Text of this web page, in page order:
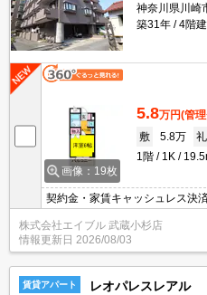
神奈川県川崎
築31年
4階建
画像：19枚
5.8万円(管
敷
5.8万 礼
1階
1K
契約金・家賃キャッシュレス決
株式会社エイブル 武蔵小杉店
情報更新日 2026/08/03
賃貸アパート レオパレスレアル